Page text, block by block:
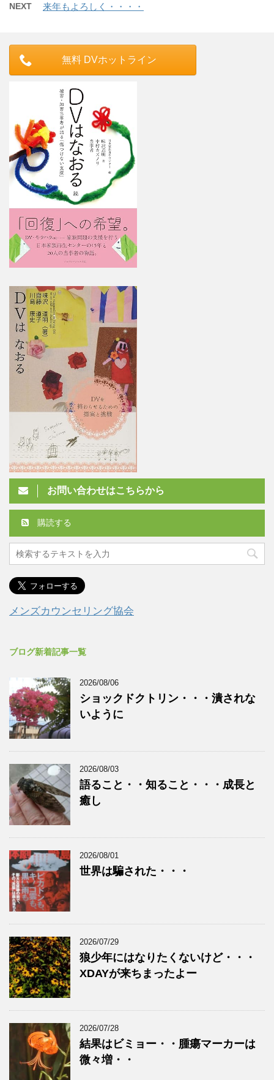
NEXT 来年もよろしく・・・・
無料 DVホットライン
お問い合わせはこちらから
購読する
メンズカウンセリング協会
ブログ新着記事一覧
2026/08/06
ショックドクトリン・・・潰されな
いように
2026/08/03
語ること・・知ること・・・成長と
癒し
2026/08/01
世界は騙された・・・
2026/07/29
狼少年にはなりたくないけど・・・
XDAYが来ちまったよー
2026/07/28
結果はビミョー・・腫瘍マーカーは
微々増・・